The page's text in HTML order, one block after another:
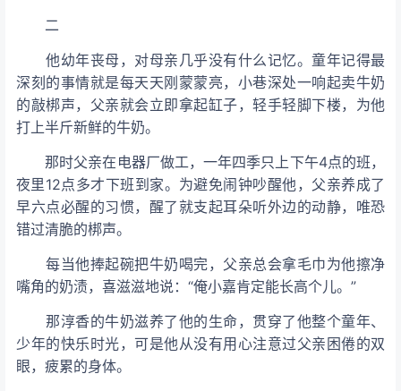
二
他幼年丧母，对母亲几乎没有什么记忆。童年记得最
深刻的事情就是每天天刚蒙蒙亮，小巷深处一响起卖牛奶
的敲梆声，父亲就会立即拿起缸子，轻手轻脚下楼，为他
打上半斤新鲜的牛奶。
那时父亲在电器厂做工，一年四季只上下午4点的班，
夜里12点多才下班到家。为避免闹钟吵醒他，父亲养成了
早六点必醒的习惯，醒了就支起耳朵听外边的动静，唯恐
错过清脆的梆声。
每当他捧起碗把牛奶喝完，父亲总会拿毛巾为他擦净
嘴角的奶渍，喜滋滋地说：“俺小嘉肯定能长高个儿。”
那淳香的牛奶滋养了他的生命，贯穿了他整个童年、
少年的快乐时光，可是他从没有用心注意过父亲困倦的双
眼，疲累的身体。